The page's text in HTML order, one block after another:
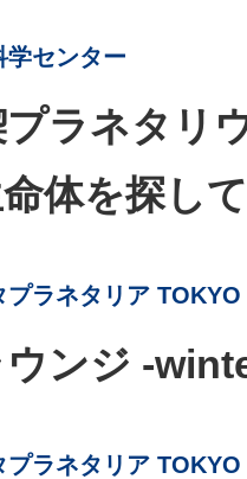
学センター
ラネタリ
体を探し
プラネタリア TOKYO
ウンジ -
プラネタリア TOKYO